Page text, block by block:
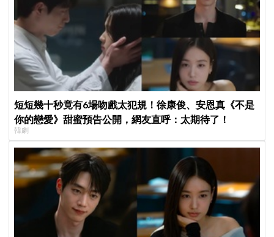
短短幾十秒竟有6場吻戲太犯規！徐康俊、安恩真《不是
你的戀愛》甜蜜預告公開，網友直呼：太期待了！
韓劇